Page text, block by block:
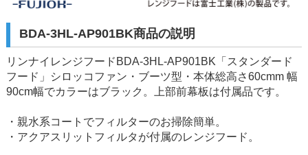
BDA-3HL-AP901BK商品の説明
リンナイレンジフードBDA-3HL-AP901BK「スタンダード
フード」シロッコファン・ブーツ型・本体総高さ60cmm 幅
90cm幅でカラーはブラック。上部前幕板は付属品です。
・親水系コートでフィルターのお掃除簡単。
・アクアスリットフィルタが付属のレンジフード。